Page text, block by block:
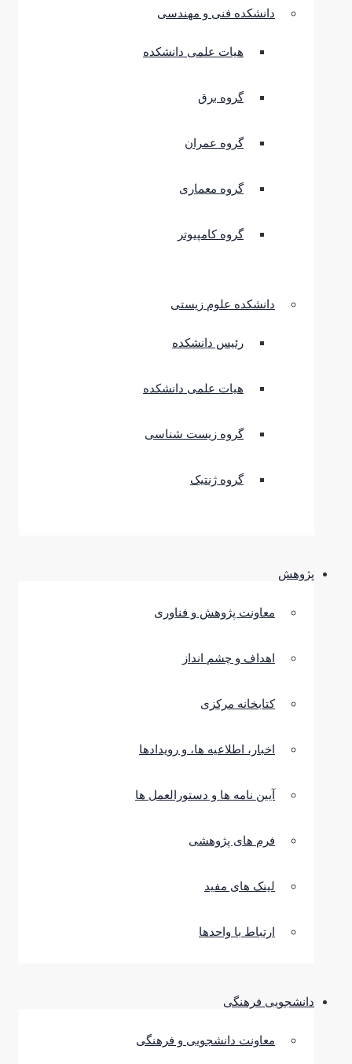
دانشکده فنی و مهندسی
هیات علمی دانشکده
گروه برق
گروه عمران
گروه معماری
گروه کامپیوتر
دانشکده علوم زیستی
رئیس دانشکده
هیات علمی دانشکده
گروه زیست شناسی
گروه ژنتیک
پژوهش
معاونت پژوهش و فناوری
اهداف و چشم انداز
کتابخانه مرکزی
اخبار، اطلاعیه ها، و رویدادها
آیین نامه ها و دستورالعمل ها
فرم های پژوهشی
لینک های مفید
ارتباط با واحدها
دانشجویی فرهنگی
معاونت دانشجویی و فرهنگی